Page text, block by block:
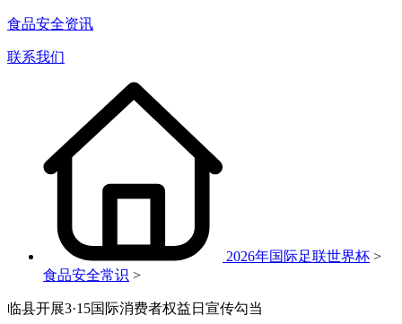
食品安全资讯
联系我们
2026年国际足联世界杯 >
食品安全常识 >
临县开展3·15国际消费者权益日宣传勾当